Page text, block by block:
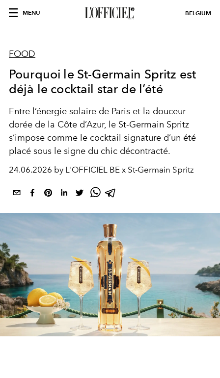
MENU BELGIUM
FOOD
Pourquoi le St-Germain Spritz est
déjà le cocktail star de l’été
Entre l’énergie solaire de Paris et la douceur
dorée de la Côte d’Azur, le St-Germain Spritz
s’impose comme le cocktail signature d’un été
placé sous le signe du chic décontracté.
24.06.2026 by L'OFFICIEL BE x St-Germain Spritz